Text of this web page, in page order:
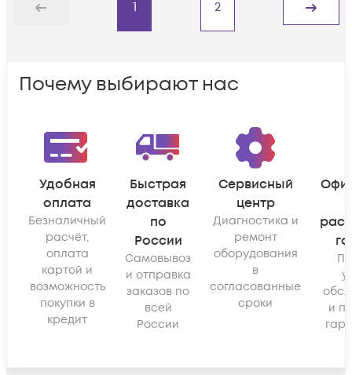
Назад
1 2
Дальше
Почему выбирают нас
Удобная
оплата
Безналичный
расчёт,
оплата
картой и
возможность
покупки в
кредит
Быстрая
доставка
по
России
Самовывоз
и отправка
заказов по
всей
России
Сервисный
центр
Диагностика и
ремонт
оборудования
в
согласованные
сроки
и